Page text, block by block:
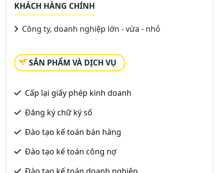
KHÁCH HÀNG CHÍNH
Công ty, doanh nghiệp lớn - vừa - nhỏ
SẢN PHẨM VÀ DỊCH VỤ
Cấp lại giấy phép kinh doanh
Đăng ký chữ ký số
Đào tạo kế toán bán hàng
Đào tạo kế toán công nợ